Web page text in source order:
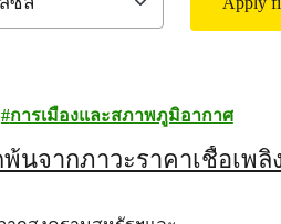
การเมืองและสภาพภูมิอากาศ
นจากภาวะราคาเชื้อเพ